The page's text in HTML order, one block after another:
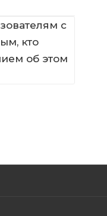
с
кто
об этом